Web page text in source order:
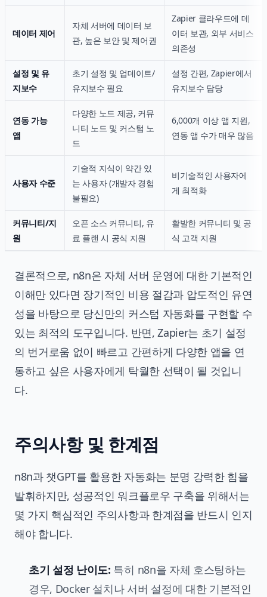
데이터 제어
자체 서버에 데이터 보
관, 높은 보안 및 제어권
Zapier 클라우드에 데
이터 보관, 외부 서비스
의존성
설정 및 유
지보수
초기 설정 및 업데이트/
유지보수 필요
설정 간편, Zapier에서
유지보수 담당
연동 가능
앱
다양한 노드 제공, 커뮤
니티 노드 및 커스텀 노
드
6,000개 이상 앱 지원,
연동 앱 수가 매우 많음
사용자 수준
기술적 지식이 약간 있
는 사용자 (개발자 경험
불필요)
비기술적인 사용자에
게 최적화
커뮤니티/지
원
오픈 소스 커뮤니티, 유
료 플랜 시 공식 지원
활발한 커뮤니티 및 공
식 고객 지원
결론적으로, n8n은 자체 서버 운영에 대한 기본적인
이해만 있다면 장기적인 비용 절감과 압도적인 유연
성을 바탕으로 당신만의 커스텀 자동화를 구현할 수
있는 최적의 도구입니다. 반면, Zapier는 초기 설정
의 번거로움 없이 빠르고 간편하게 다양한 앱을 연
동하고 싶은 사용자에게 탁월한 선택이 될 것입니
다.
주의사항 및 한계점
n8n과 챗GPT를 활용한 자동화는 분명 강력한 힘을
발휘하지만, 성공적인 워크플로우 구축을 위해서는
몇 가지 핵심적인 주의사항과 한계점을 반드시 인지
해야 합니다.
초기 설정 난이도: 특히 n8n을 자체 호스팅하는
경우, Docker 설치나 서버 설정에 대한 기본적인